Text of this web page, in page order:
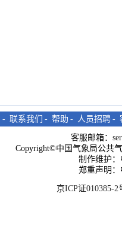
- 联系我们 - 帮助 - 人员招聘 -
客服邮箱：
Copyright©中国气象局公共
制作维护
郑重声明
京ICP证010385-2